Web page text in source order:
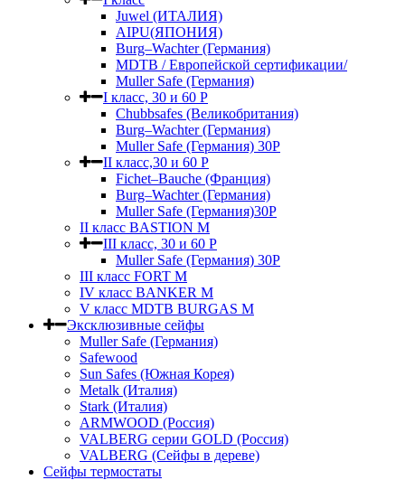
Juwel (ИТАЛИЯ)
AIPU(ЯПОНИЯ)
Burg–Wachter (Германия)
MDTB / Европейской сертификации/
Muller Safe (Германия)
I класс, 30 и 60 P
Chubbsafes (Великобритания)
Burg–Wachter (Германия)
Muller Safe (Германия) 30Р
II класс,30 и 60 P
Fichet–Bauche (Франция)
Burg–Wachter (Германия)
Muller Safe (Германия)30P
II класс BASTION M
III класс, 30 и 60 P
Muller Safe (Германия) 30Р
III класс FORT M
IV класс BANKER M
V класс МDTB BURGAS M
Эксклюзивные сейфы
Muller Safe (Германия)
Safewood
Sun Safes (Южная Корея)
Metalk (Италия)
Stark (Италия)
ARMWOOD (Россия)
VALBERG серии GOLD (Россия)
VALBERG (Сейфы в дереве)
Сейфы термостаты